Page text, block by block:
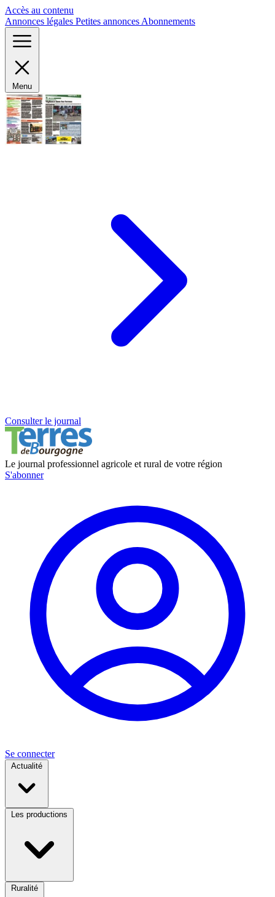
Accès au contenu
Annonces légales Petites annonces Abonnements
Menu
Consulter le journal
Le journal professionnel agricole et rural de votre région
S'abonner
Se connecter
Actualité
Les productions
Ruralité
Panneau de gestion des cookies